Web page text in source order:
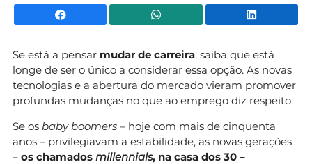
Facebook WhatsApp
Se está a pensar mudar de carreira, saiba que está
longe de ser o único a considerar essa opção. As novas
tecnologias e a abertura do mercado vieram promover
profundas mudanças no que ao emprego diz respeito.
Se os baby boomers – hoje com mais de cinquenta
anos – privilegiavam a estabilidade, as novas gerações
– os chamados millennials, na casa dos 30 –